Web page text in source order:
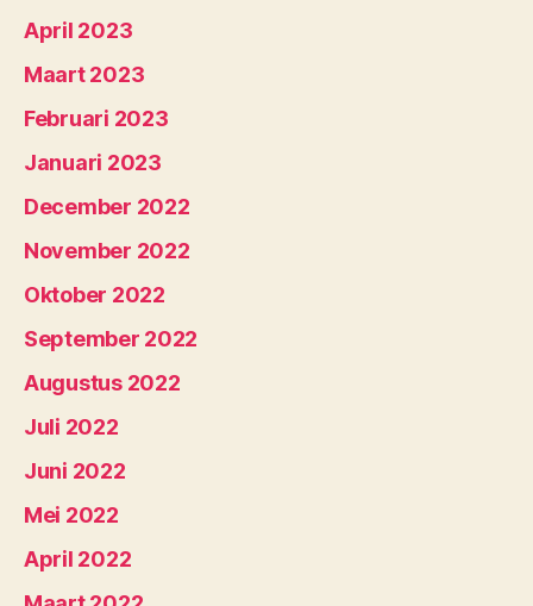
April 2023
Maart 2023
Februari 2023
Januari 2023
December 2022
November 2022
Oktober 2022
September 2022
Augustus 2022
Juli 2022
Juni 2022
Mei 2022
April 2022